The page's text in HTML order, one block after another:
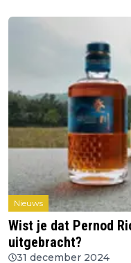
Nieuws
Wist je dat Pernod
uitgebracht?
31 december 2024